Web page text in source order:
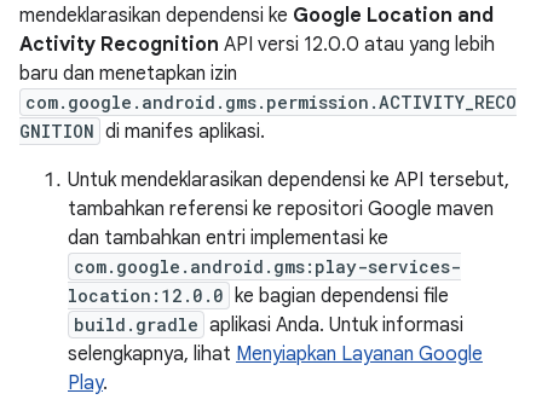
mendeklarasikan dependensi ke Google Location and
Activity Recognition API versi 12.0.0 atau yang lebih
baru dan menetapkan izin
com.google.android.gms.permission.ACTIVITY_RECO
GNITION di manifes aplikasi.
Untuk mendeklarasikan dependensi ke API tersebut,
tambahkan referensi ke repositori Google maven
dan tambahkan entri implementasi ke
com.google.android.gms:play-services-
location:12.0.0 ke bagian dependensi file
build.gradle aplikasi Anda. Untuk informasi
selengkapnya, lihat Menyiapkan Layanan Google
Play.